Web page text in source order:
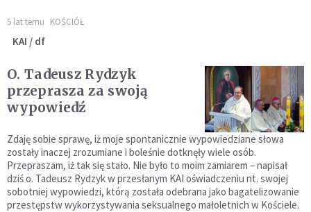
5 lat temu KOŚCIÓŁ
KAI / df
O. Tadeusz Rydzyk
przeprasza za swoją
wypowiedź
Zdaję sobie sprawę, iż moje spontanicznie wypowiedziane słowa
zostały inaczej zrozumiane i boleśnie dotknęły wiele osób.
Przepraszam, iż tak się stało. Nie było to moim zamiarem – napisał
dziś o. Tadeusz Rydzyk w przesłanym KAI oświadczeniu nt. swojej
sobotniej wypowiedzi, którą została odebrana jako bagatelizowanie
przestępstw wykorzystywania seksualnego małoletnich w Kościele.